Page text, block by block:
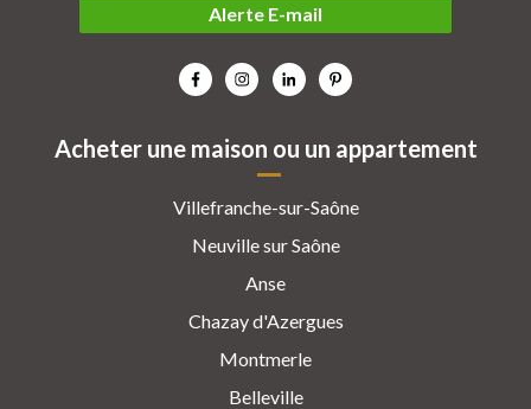
Acheter une maison ou un appartement
Villefranche-sur-Saône
Neuville sur Saône
Anse
Chazay d'Azergues
Montmerle
Belleville
Alerte E-mail